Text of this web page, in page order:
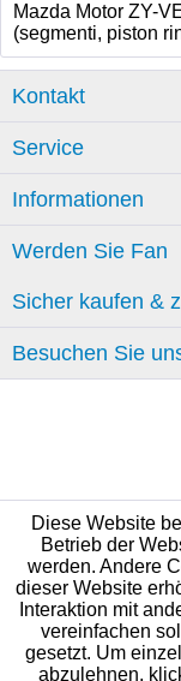
Mazda Motor ZY-
(segmenti, piston
Kontakt
Service
Informationen
Werden Sie Fan
Sicher kaufen &
Besuchen Sie
Diese Website
Betrieb der
werden. Andere
dieser Website
Interaktion mit
vereinfachen
gesetzt. Um
abzulehnen,